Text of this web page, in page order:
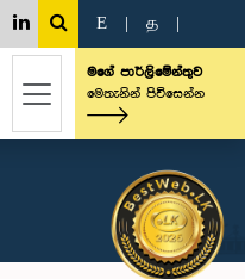
E த
මගේ පාර්ලිමේන්තුව
මෙතැනින් පිවිසෙන්න